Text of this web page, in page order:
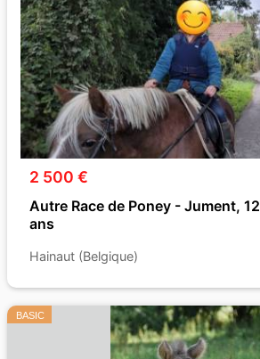
2 500 €
Autre Race de Poney - Jument, 12
ans
Hainaut (Belgique)
BASIC